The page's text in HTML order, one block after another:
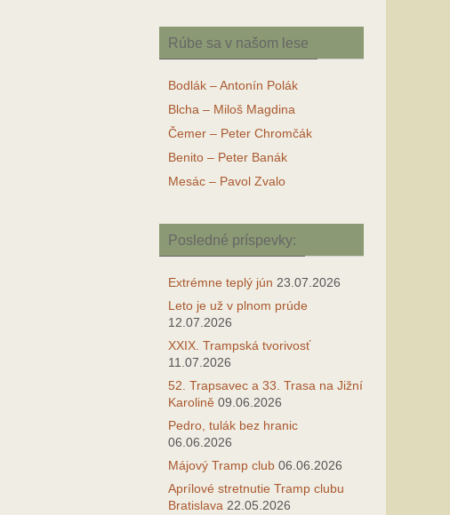
Rúbe sa v našom lese
Bodlák – Antonín Polák
Blcha – Miloš Magdina
Čemer – Peter Chromčák
Benito – Peter Banák
Mesác – Pavol Zvalo
Posledné príspevky:
Extrémne teplý jún 23.07.2026
Leto je už v plnom prúde
12.07.2026
XXIX. Trampská tvorivosť
11.07.2026
52. Trapsavec a 33. Trasa na Jižní
Karolině 09.06.2026
Pedro, tulák bez hranic
06.06.2026
Májový Tramp club 06.06.2026
Aprílové stretnutie Tramp clubu
Bratislava 22.05.2026